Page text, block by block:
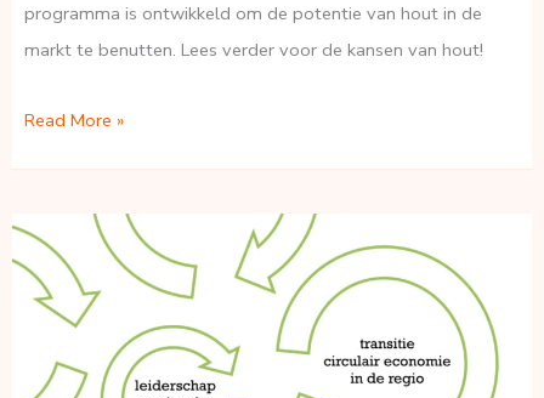
programma is ontwikkeld om de potentie van hout in de
markt te benutten. Lees verder voor de kansen van hout!
Houtketen
de
finale
voor
Award!
Read More »